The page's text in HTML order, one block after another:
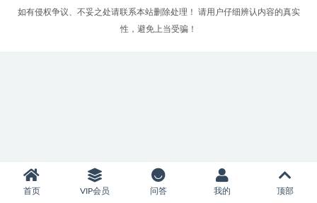
如有侵权争议、不妥之处请联系本站删除处理！ 请用户仔细辨认内容的真实
性，避免上当受骗！
首页 VIP会员 问答 我的 顶部